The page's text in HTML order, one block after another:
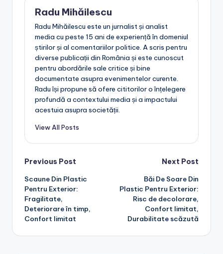
Radu Mihăilescu
Radu Mihăilescu este un jurnalist și analist
media cu peste 15 ani de experiență în domeniul
știrilor și al comentariilor politice. A scris pentru
diverse publicații din România și este cunoscut
pentru abordările sale critice și bine
documentate asupra evenimentelor curente.
Radu își propune să ofere cititorilor o înțelegere
profundă a contextului media și a impactului
acestuia asupra societății.
View All Posts
Post
navigation
Previous Post
Scaune Din Plastic
Pentru Exterior:
Fragilitate,
Deteriorare în timp,
Confort limitat
Next Post
Băi De Soare Din
Plastic Pentru Exterior:
Risc de decolorare,
Confort limitat,
Durabilitate scăzută